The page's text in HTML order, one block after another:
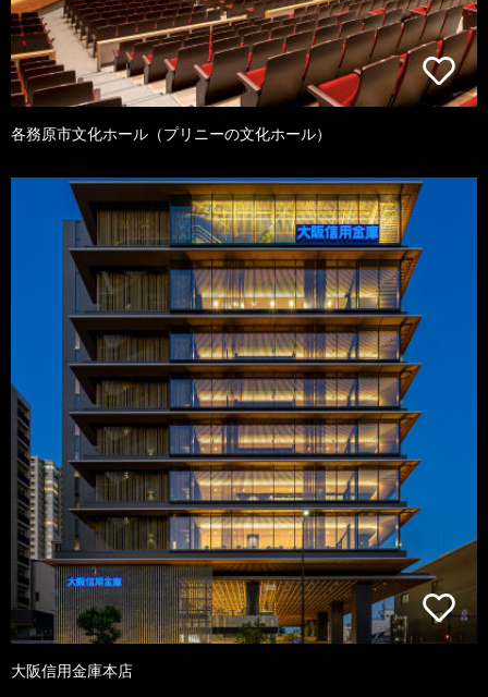
各務原市文化ホール（プリニーの文化ホール）
大阪信用金庫本店